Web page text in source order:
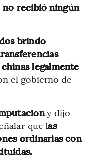
no recibió ningún
brindó
legalmente
el gobierno de
y dijo
quelas
ordinarias con